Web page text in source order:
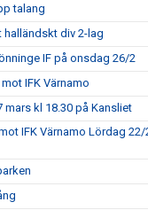
talang
halländskt div 2-lag
IF på onsdag 26/2
IFK Värnamo
kl 18.30 på Kansliet
IFK Värnamo Lördag 22/